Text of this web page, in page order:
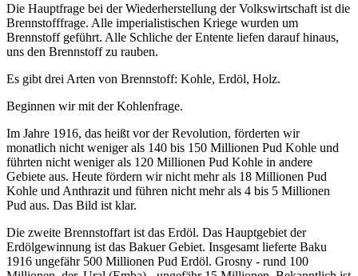
Die Hauptfrage bei der Wiederherstellung der Volkswirtschaft ist die
Brennstofffrage. Alle imperialistischen Kriege wurden um
Brennstoff geführt. Alle Schliche der Entente liefen darauf hinaus,
uns den Brennstoff zu rauben.
Es gibt drei Arten von Brennstoff: Kohle, Erdöl, Holz.
Beginnen wir mit der Kohlenfrage.
Im Jahre 1916, das heißt vor der Revolution, förderten wir
monatlich nicht weniger als 140 bis 150 Millionen Pud Kohle und
führten nicht weniger als 120 Millionen Pud Kohle in andere
Gebiete aus. Heute fördern wir nicht mehr als 18 Millionen Pud
Kohle und Anthrazit und führen nicht mehr als 4 bis 5 Millionen
Pud aus. Das Bild ist klar.
Die zweite Brennstoffart ist das Erdöl. Das Hauptgebiet der
Erdölgewinnung ist das Bakuer Gebiet. Insgesamt lieferte Baku
1916 ungefähr 500 Millionen Pud Erdöl. Grosny - rund 100